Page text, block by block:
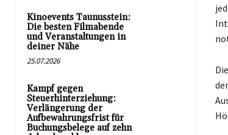
Kinoevents Taunusstein:
Die besten Filmabende
und Veranstaltungen in
deiner Nähe
25.07.2026
Kampf gegen
Steuerhinterziehung:
Verlängerung der
Aufbewahrungsfrist für
Buchungsbelege auf zehn